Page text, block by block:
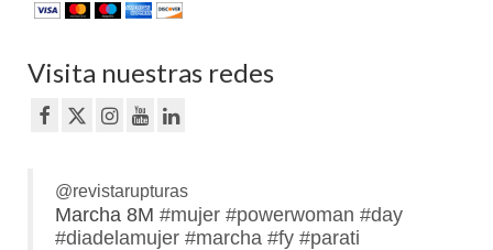
Visita nuestras redes
@revistarupturas
Marcha 8M #mujer #powerwoman #day
#diadelamujer #marcha #fy #parati